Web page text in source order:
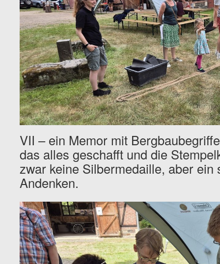
VII – ein Memor mit
das alles geschafft und die
zwar keine Silbermedaille, aber ein
Andenken.